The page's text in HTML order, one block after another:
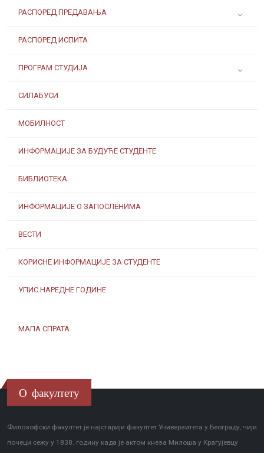
РАСПОРЕД ПРЕДАВАЊА
РАСПОРЕД ИСПИТА
ПРОГРАМ СТУДИЈА
СИЛАБУСИ
МОБИЛНОСТ
ИНФОРМАЦИЈЕ ЗА БУДУЋЕ СТУДЕНТЕ
БИБЛИОТЕКА
ИНФОРМАЦИЈЕ О ЗАПОСЛЕНИМА
ВЕСТИ
КОРИСНЕ ИНФОРМАЦИЈЕ ЗА СТУДЕНТЕ
УПИС НАРЕДНЕ ГОДИНЕ
МАПА СПРАТА
О факултету
Филозофски факултет је најстарији факултет Универзитета у Београду, чији
почеци сежу у 1838. годину када је актом кнеза Милоша у Крагујевцу